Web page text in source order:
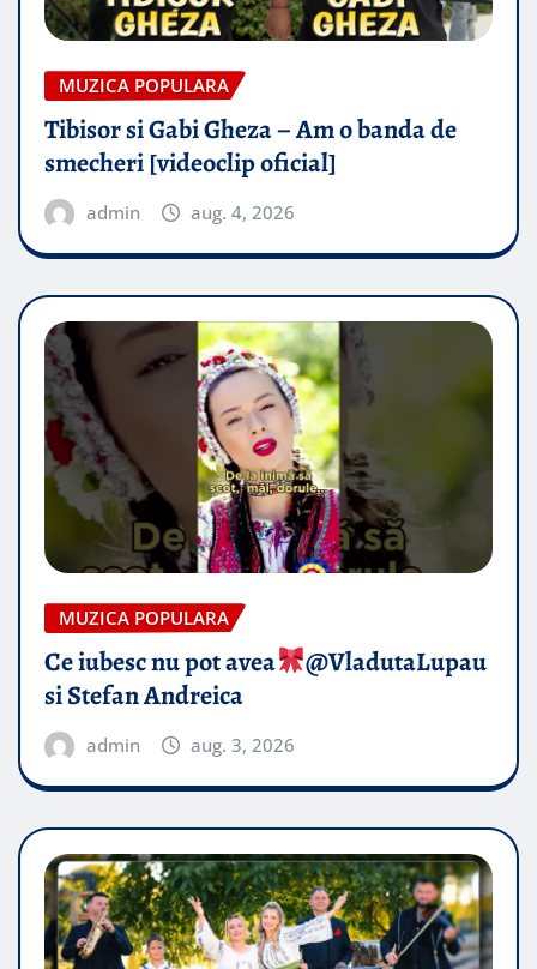
MUZICA POPULARA
Tibisor si Gabi Gheza – Am o banda de
smecheri [videoclip oficial]
admin aug. 4, 2026
MUZICA POPULARA
Ce iubesc nu pot avea
​@VladutaLupau
si Stefan Andreica
admin aug. 3, 2026